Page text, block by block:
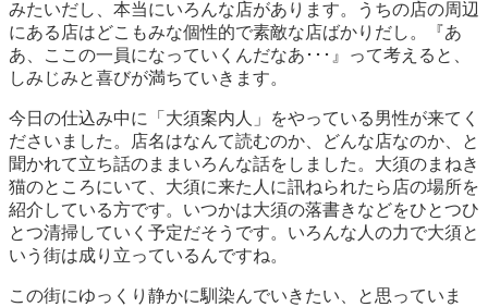
みたいだし、本当にいろんな店があります。うちの店の周辺
にある店はどこもみな個性的で素敵な店ばかりだし。『あ
あ、ここの一員になっていくんだなあ･･･』って考えると、
しみじみと喜びが満ちていきます。
今日の仕込み中に「大須案内人」をやっている男性が来てく
ださいました。店名はなんて読むのか、どんな店なのか、と
聞かれて立ち話のままいろんな話をしました。大須のまねき
猫のところにいて、大須に来た人に訊ねられたら店の場所を
紹介している方です。いつかは大須の落書きなどをひとつひ
とつ清掃していく予定だそうです。いろんな人の力で大須と
いう街は成り立っているんですね。
この街にゆっくり静かに馴染んでいきたい、と思っていま